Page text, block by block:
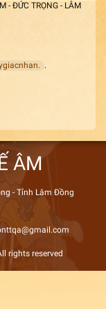
- ĐỨC TRỌNG - LÂM
.
ÂM
- Tỉnh Lâm Đồng
rights reserved